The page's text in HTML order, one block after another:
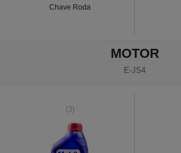
Chave Roda
MOTOR
E-JS4
(3)